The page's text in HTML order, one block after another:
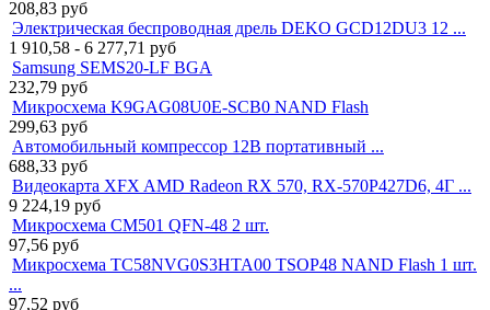
208,83 руб
Электрическая беспроводная дрель DEKO GCD12DU3 12 ...
1 910,58 - 6 277,71 руб
Samsung SEMS20-LF BGA
232,79 руб
Микросхема K9GAG08U0E-SCB0 NAND Flash
299,63 руб
Автомобильный компрессор 12В портативный ...
688,33 руб
Видеокарта XFX AMD Radeon RX 570, RX-570P427D6, 4Г ...
9 224,19 руб
Микросхема CM501 QFN-48 2 шт.
97,56 руб
Микросхема TC58NVG0S3HTA00 TSOP48 NAND Flash 1 шт.
...
97,52 руб